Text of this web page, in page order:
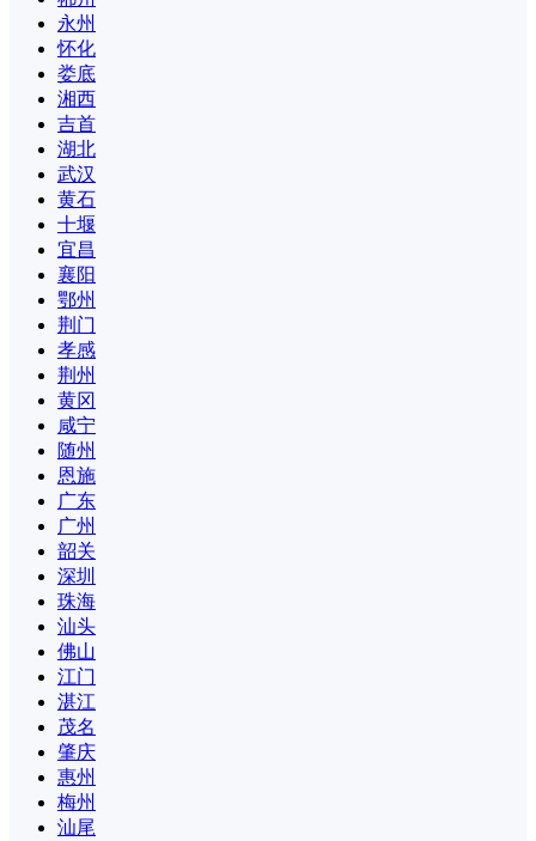
永州
怀化
娄底
湘西
吉首
湖北
武汉
黄石
十堰
宜昌
襄阳
鄂州
荆门
孝感
荆州
黄冈
咸宁
随州
恩施
广东
广州
韶关
深圳
珠海
汕头
佛山
江门
湛江
茂名
肇庆
惠州
梅州
汕尾